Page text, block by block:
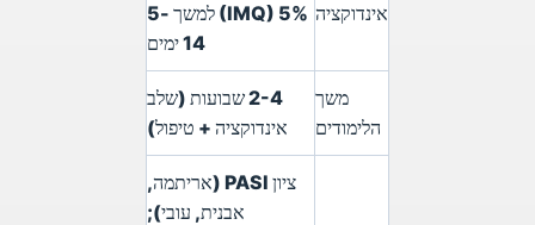
אינדוקציה
(IMQ) 5% למשך 5-
14 ימים
משך
הלימודים
2-4 שבועות (שלב
אינדוקציה + טיפול)
ציון PASI (אריתמה,
אבנית, עובי);